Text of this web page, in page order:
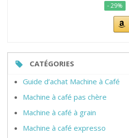
- 29%
CATÉGORIES
Guide d’achat Machine à Café
Machine à café pas chère
Machine à café à grain
Machine à café expresso